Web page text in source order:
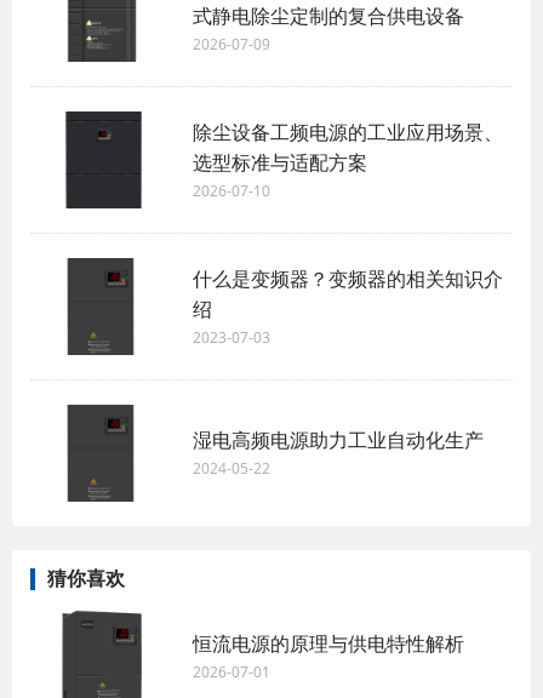
式静电除尘定制的复合供电设备
2026-07-09
除尘设备工频电源的工业应用场景、
选型标准与适配方案
2026-07-10
什么是变频器？变频器的相关知识介
绍
2023-07-03
湿电高频电源助力工业自动化生产
2024-05-22
猜你喜欢
恒流电源的原理与供电特性解析
2026-07-01